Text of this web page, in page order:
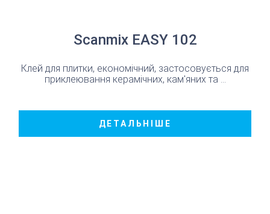
Scanmix EASY 102
Клей для плитки, економічний, застосовується для
приклеювання керамічних, кам'яних та ...
ДЕТАЛЬНІШЕ